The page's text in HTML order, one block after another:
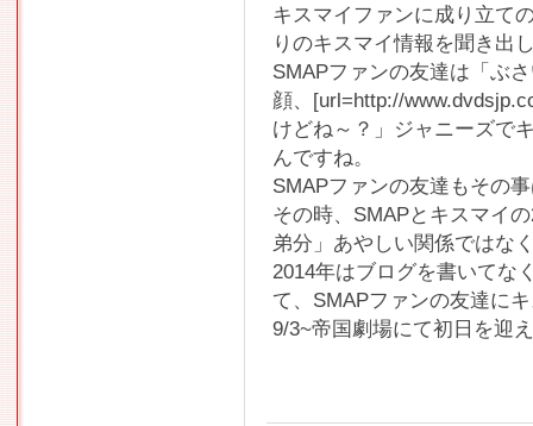
キスマイファンに成り立て
りのキスマイ情報を聞き出
SMAPファンの友達は「ぶ
顔、[url=http://
けどね～？」ジャニーズで
んですね。
SMAPファンの友達もその
その時、SMAPとキスマイ
弟分」あやしい関係ではな
2014年はブログを書いてな
て、SMAPファンの友達に
9/3~帝国劇場にて初日を迎